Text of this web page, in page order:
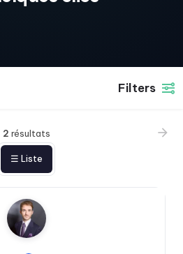
Filters
2 résultats
☰ Liste